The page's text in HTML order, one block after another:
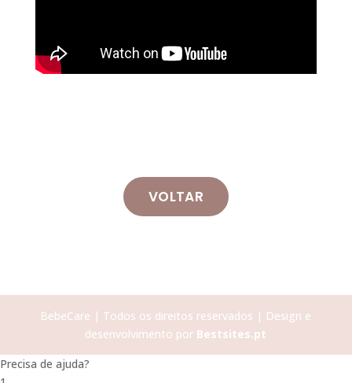
VOLTAR
BebeCare | Todos os direitos reservados | Design e
desenvolvimento por Bestsites.pt
Precisa de ajuda?